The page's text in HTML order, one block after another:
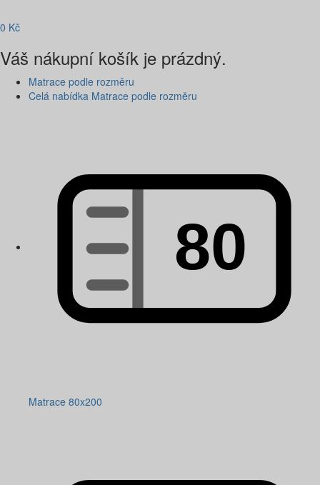
0 Kč
Váš nákupní košík je prázdný.
Matrace podle rozměru
Celá nabídka Matrace podle rozměru
Matrace 80x200